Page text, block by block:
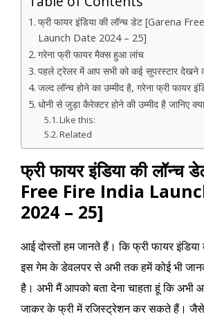
फ्री फायर इंडिया की लॉन्च डेट [Garena
Launch Date 2024 – 25]
गरेना फ्री फायर मैक्स हुआ लांच
पहले ट्रेलर में आप सभी को कई सुपरस्टार देखने
जल्द लॉन्च होने का उम्मीद है, गरेना फ्री फायर
धोनी से जुड़ा कैरेक्टर होने की उम्मीद है जानिए
Like this:
Related
फ्री फायर इंडिया की लॉन्च
Free Fire India
2024 – 25]
आई दोस्तों हम जानते हैं। कि फ्री फायर
इस गेम के डेवलपर से अभी तक हमें कोई भी
है। अभी मैं आपको बता देना चाहता हूं कि अभी
जाकर के फ्री में रजिस्ट्रेशन कर सकते हैं। जैसे